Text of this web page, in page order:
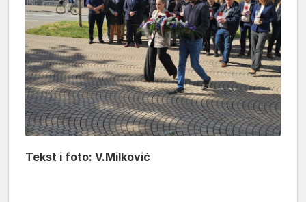
Tekst i foto: V.Milković